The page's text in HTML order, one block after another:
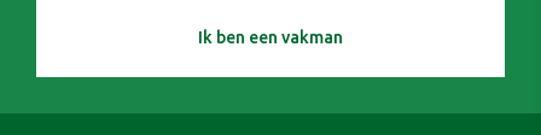
Ik ben een vakman